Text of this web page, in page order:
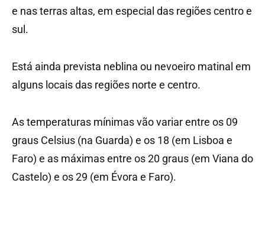
e nas terras altas, em especial das regiões centro e
sul.
Está ainda prevista neblina ou nevoeiro matinal em
alguns locais das regiões norte e centro.
As temperaturas mínimas vão variar entre os 09
graus Celsius (na Guarda) e os 18 (em Lisboa e
Faro) e as máximas entre os 20 graus (em Viana do
Castelo) e os 29 (em Évora e Faro).